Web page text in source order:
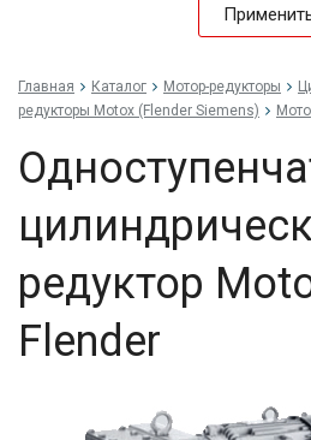
Главная Каталог Мотор-редукторы
редукторы Motox (Flender Siemens)
редуктор
Flender